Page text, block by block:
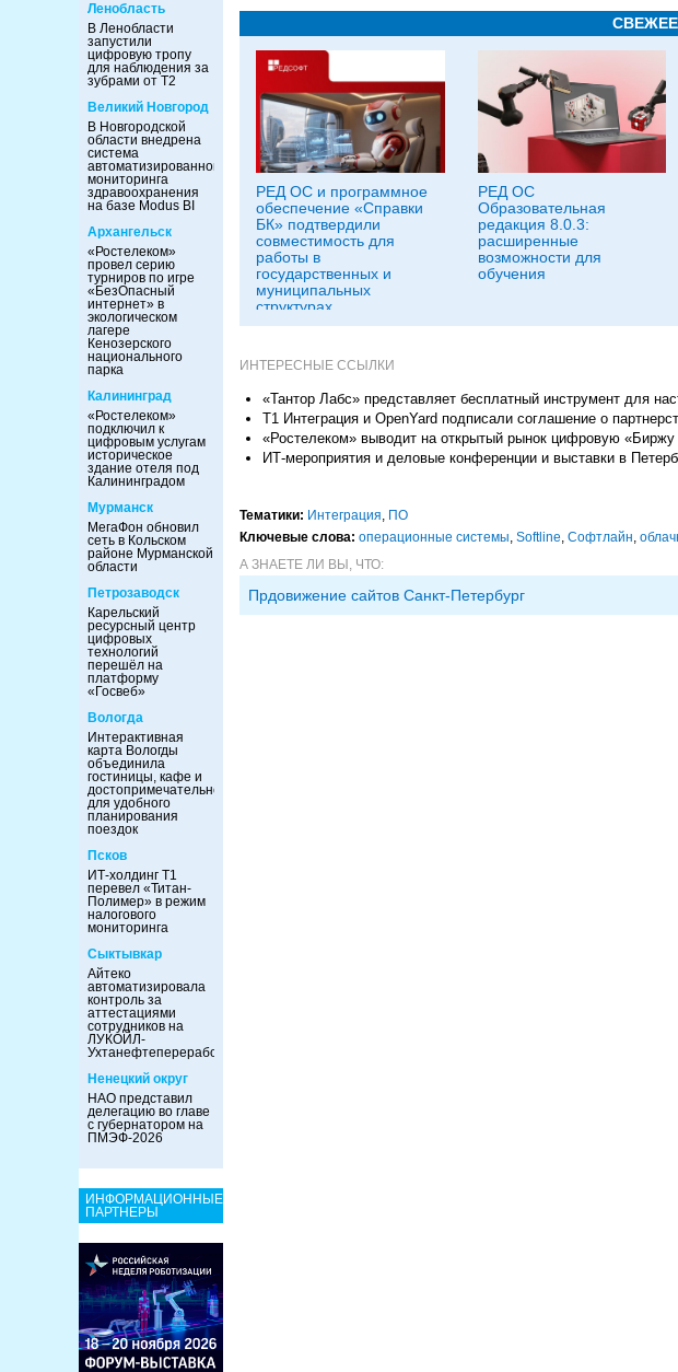
Ленобласть
В Ленобласти
запустили
цифровую тропу
для наблюдения за
зубрами от Т2
Великий Новгород
В Новгородской
области внедрена
система
автоматизированного
мониторинга
здравоохранения
на базе Modus BI
Архангельск
«Ростелеком»
провел серию
турниров по игре
«БезОпасный
интернет» в
экологическом
лагере
Кенозерского
национального
парка
Калининград
«Ростелеком»
подключил к
цифровым услугам
историческое
здание отеля под
Калининградом
Мурманск
МегаФон обновил
сеть в Кольском
районе Мурманской
области
Петрозаводск
Карельский
ресурсный центр
цифровых
технологий
перешёл на
платформу
«Госвеб»
Вологда
Интерактивная
карта Вологды
объединила
гостиницы, кафе и
достопримечательности
для удобного
планирования
поездок
Псков
ИТ-холдинг Т1
перевел «Титан-
Полимер» в режим
налогового
мониторинга
Сыктывкар
Айтеко
автоматизировала
контроль за
аттестациями
сотрудников на
ЛУКОЙЛ-
Ухтанефтепереработка
Ненецкий округ
НАО представил
делегацию во главе
с губернатором на
ПМЭФ-2026
ИНФОРМАЦИОННЫЕ
ПАРТНЕРЫ
РЕД ОС и программное
обеспечение «Справки
БК» подтвердили
совместимость для
работы в
государственных и
муниципальных
структурах
РЕД ОС
Образовательная
редакция 8.0.3:
расширенные
возможности для
обучения
ИНТЕРЕСНЫЕ ССЫЛКИ
«Тантор Лабс» представляет бесплатный инструмент для
Т1 Интеграция и OpenYard подписали соглашение о
«Ростелеком» выводит на открытый рынок цифровую «Биржу
ИТ-мероприятия и деловые конференции и выставки в
Тематики: Интеграция, ПО
Ключевые слова: операционные системы, Softline, Софтлайн,
А ЗНАЕТЕ ЛИ ВЫ, ЧТО:
Прдовижение сайтов Санкт-Петербург